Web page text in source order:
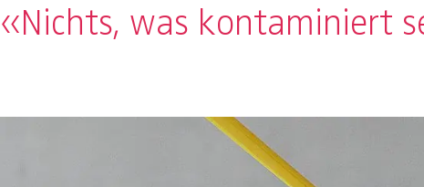
«Nichts, was kontaminiert